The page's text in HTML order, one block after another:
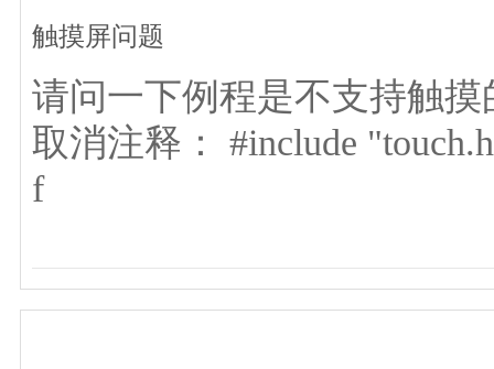
触摸屏问题
请问一下例程是不支持触
取消注释： #include
f